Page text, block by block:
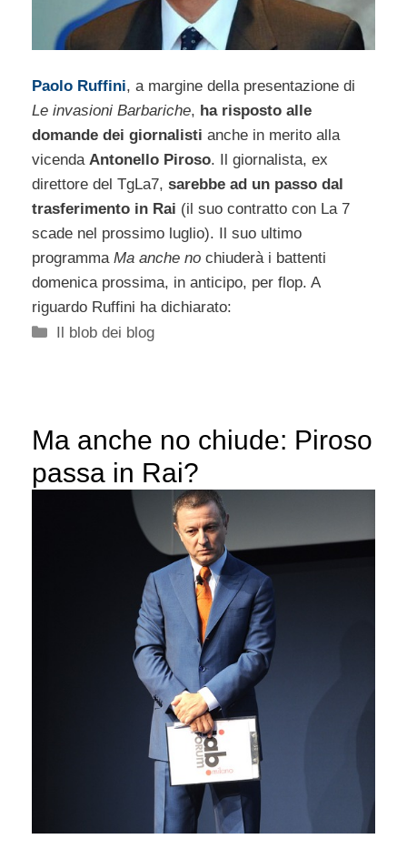
Paolo Ruffini, a margine della presentazione di
Le invasioni Barbariche, ha risposto alle
domande dei giornalisti anche in merito alla
vicenda Antonello Piroso. Il giornalista, ex
direttore del TgLa7, sarebbe ad un passo dal
trasferimento in Rai (il suo contratto con La 7
scade nel prossimo luglio). Il suo ultimo
programma Ma anche no chiuderà i battenti
domenica prossima, in anticipo, per flop. A
riguardo Ruffini ha dichiarato:
Categorie
Il blob dei blog
Ma anche no chiude: Piroso
passa in Rai?